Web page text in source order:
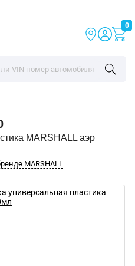
0
MARSHALL аэр
MARSHALL